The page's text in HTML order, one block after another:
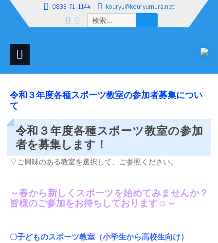
0833-71-1144
kouryu@kouryumura.net
検
索:
令和３年度各種スポーツ教室の参加者募集につい
て
令和３年度各種スポーツ教室の参加
者を募集します！
▽ご興味のある教室を選択して、ご参照ください。
～春から新しくスポーツを始めてみませんか？
皆様のご参加をお待ちしております☺～
〇子どものスポーツ教室（小学生から高校生向け）